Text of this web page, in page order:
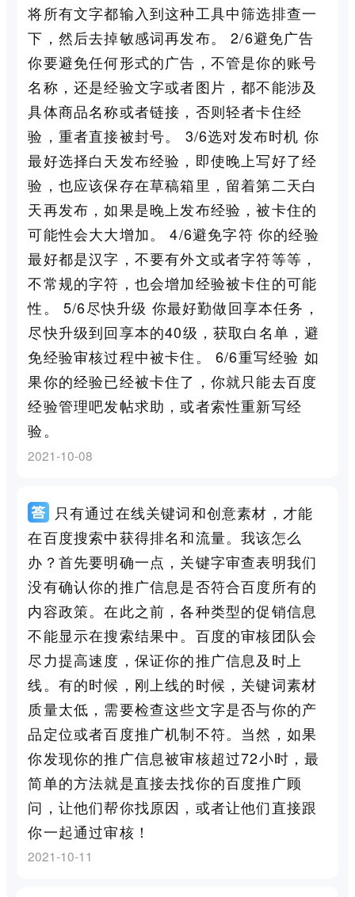
将所有文字都输入到这种工具中筛选排查一
下，然后去掉敏感词再发布。 2/6避免广告
你要避免任何形式的广告，不管是你的账号
名称，还是经验文字或者图片，都不能涉及
具体商品名称或者链接，否则轻者卡住经
验，重者直接被封号。 3/6选对发布时机 你
最好选择白天发布经验，即使晚上写好了经
验，也应该保存在草稿箱里，留着第二天白
天再发布，如果是晚上发布经验，被卡住的
可能性会大大增加。 4/6避免字符 你的经验
最好都是汉字，不要有外文或者字符等等，
不常规的字符，也会增加经验被卡住的可能
性。 5/6尽快升级 你最好勤做回享本任务，
尽快升级到回享本的40级，获取白名单，避
免经验审核过程中被卡住。 6/6重写经验 如
果你的经验已经被卡住了，你就只能去百度
经验管理吧发帖求助，或者索性重新写经
验。
2021-10-08
只有通过在线关键词和创意素材，才能
在百度搜索中获得排名和流量。我该怎么
办？首先要明确一点，关键字审查表明我们
没有确认你的推广信息是否符合百度所有的
内容政策。在此之前，各种类型的促销信息
不能显示在搜索结果中。百度的审核团队会
尽力提高速度，保证你的推广信息及时上
线。有的时候，刚上线的时候，关键词素材
质量太低，需要检查这些文字是否与你的产
品定位或者百度推广机制不符。当然，如果
你发现你的推广信息被审核超过72小时，最
简单的方法就是直接去找你的百度推广顾
问，让他们帮你找原因，或者让他们直接跟
你一起通过审核！
2021-10-11